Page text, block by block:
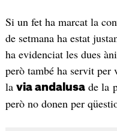
Si un fet ha marcat la
de setmana ha estat
ha evidenciat les dues
però també ha servit per
la via andalusade la
però no donen per